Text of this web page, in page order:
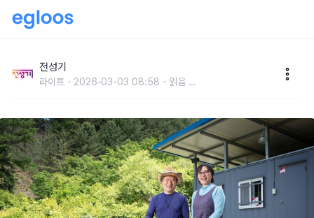
전성기
라이프 2026-03-03 08:58 읽음 ...